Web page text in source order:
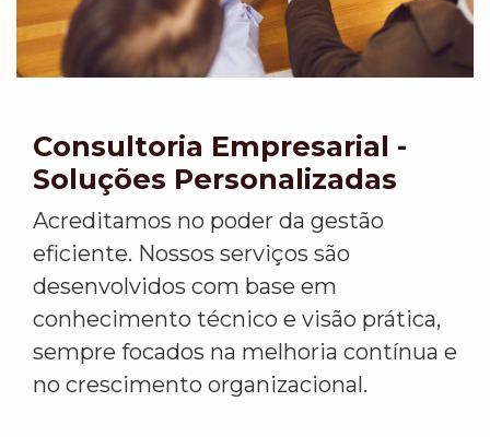
Consultoria Empresarial -
Soluções Personalizadas
Acreditamos no poder da gestão
eficiente. Nossos serviços são
desenvolvidos com base em
conhecimento técnico e visão prática,
sempre focados na melhoria contínua e
no crescimento organizacional.